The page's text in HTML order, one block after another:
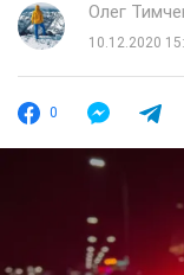
Олег
10.12.2020
0